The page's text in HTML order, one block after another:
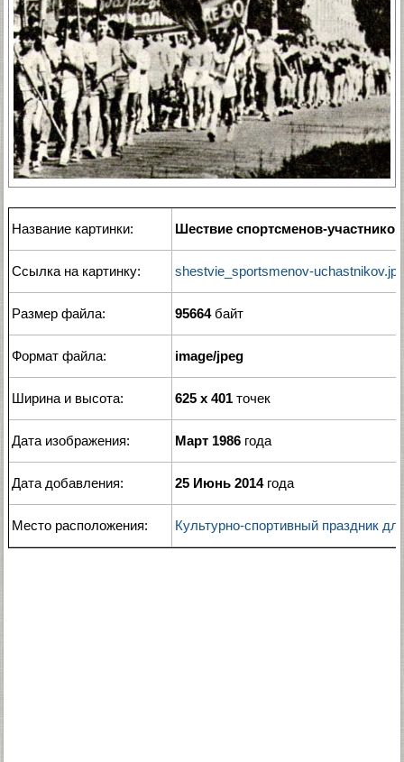
Название картинки: Шествие спортсменов-участников
Ссылка на картинку: shestvie_sportsmenov-uchastnikov.jpg
Размер файла: 95664байт
Формат файла: image/jpeg
Ширина и высота: 625 x 401 точек
Дата изображения: Март 1986 года
Дата добавления: 25 Июнь 2014года
Место расположения: Культурно-спортивный праздник